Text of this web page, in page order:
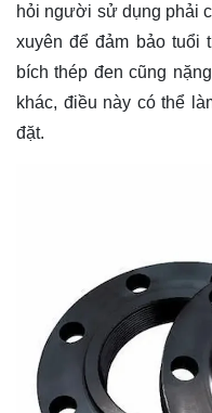
hỏi người sử dụng phải
xuyên để đảm bảo tuổi
bích thép đen cũng
khác, điều này có thể
đặt.